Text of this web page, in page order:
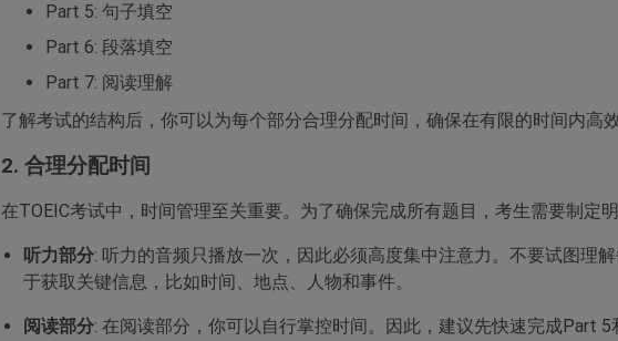
Part 5: 句子填空
Part 6: 段落填空
Part 7: 阅读理解
了解考试的结构后，你可以为每个部分合理分配时间，确保在有限的时间内高效
2. 合理分配时间
在TOEIC考试中，时间管理至关重要。为了确保完成所有题目，考生需要制定
听力部分: 听力的音频只播放一次，因此必须高度集中注意力。不要试图理
于获取关键信息，比如时间、地点、人物和事件。
阅读部分: 在阅读部分，你可以自行掌控时间。因此，建议先快速完成Part